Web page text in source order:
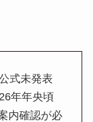
式未発表
年年央頃
内確認が必